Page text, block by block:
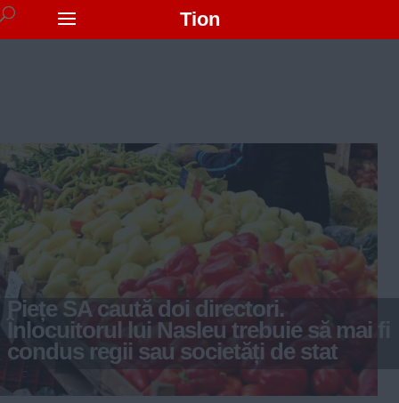
Tion
Piețe SA caută doi directori.
Înlocuitorul lui Nasleu trebuie să mai fi
condus regii sau societăți de stat